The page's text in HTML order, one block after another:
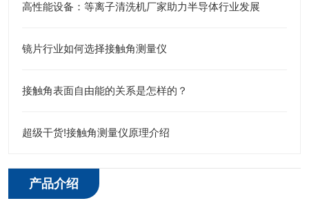
高性能设备：等离子清洗机厂家助力半导体行业发展
镜片行业如何选择接触角测量仪
接触角表面自由能的关系是怎样的？
超级干货!接触角测量仪原理介绍
产品介绍